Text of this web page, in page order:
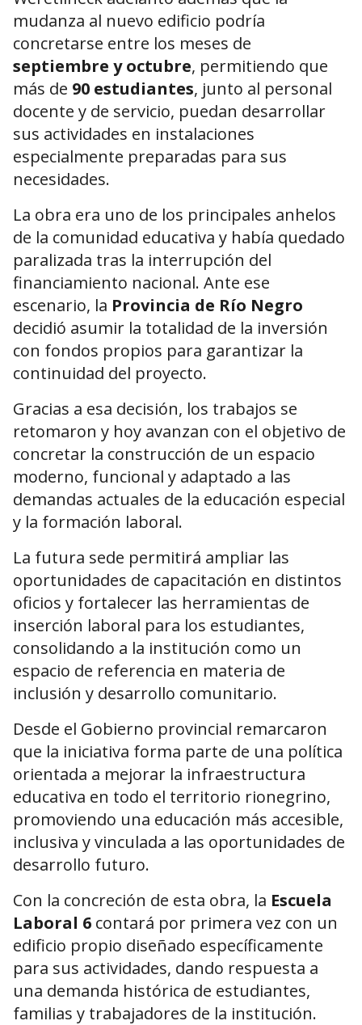
mudanza al nuevo edificio podría
concretarse entre los meses de
septiembre y octubre, permitiendo que
más de 90 estudiantes, junto al personal
docente y de servicio, puedan desarrollar
sus actividades en instalaciones
especialmente preparadas para sus
necesidades.
La obra era uno de los principales anhelos
de la comunidad educativa y había quedado
paralizada tras la interrupción del
financiamiento nacional. Ante ese
escenario, la Provincia de Río Negro
decidió asumir la totalidad de la inversión
con fondos propios para garantizar la
continuidad del proyecto.
Gracias a esa decisión, los trabajos se
retomaron y hoy avanzan con el objetivo de
concretar la construcción de un espacio
moderno, funcional y adaptado a las
demandas actuales de la educación especial
y la formación laboral.
La futura sede permitirá ampliar las
oportunidades de capacitación en distintos
oficios y fortalecer las herramientas de
inserción laboral para los estudiantes,
consolidando a la institución como un
espacio de referencia en materia de
inclusión y desarrollo comunitario.
Desde el Gobierno provincial remarcaron
que la iniciativa forma parte de una política
orientada a mejorar la infraestructura
educativa en todo el territorio rionegrino,
promoviendo una educación más accesible,
inclusiva y vinculada a las oportunidades de
desarrollo futuro.
Con la concreción de esta obra, la Escuela
Laboral 6 contará por primera vez con un
edificio propio diseñado específicamente
para sus actividades, dando respuesta a
una demanda histórica de estudiantes,
familias y trabajadores de la institución.